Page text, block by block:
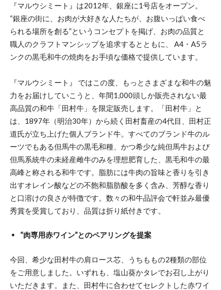
『マルウシミート』は2012年、銀座に1号店をオープン。
“銀座の街に、お肉が大好きな人たちが、お腹いっぱい食べ
られる場所を創る”というコンセプトを掲げ、お肉の品質と
職人のクラフトマンシップを追求するとともに、 A4・A5ラ
ンクの黒毛和牛の焼肉をお手頃な価格で提供しています。
『マルウシミート』 ではこの度、もっとさまざまな和牛の魅
力をお届けしていこうと、年間1,000頭しか販売されない最
高品質の和牛「田村牛」を限定販売します。「田村牛」と
は、1897年（明治30年）から続く田村畜産の4代目、田村正
道氏が立ち上げた個人ブランド牛。すべてのブランド牛のル
ーツでもある但馬牛の黒毛和種、かつ希少な純但馬牛および
但馬系統牛の未経産雌牛のみを理想肥育した、黒毛和牛の最
高峰と称される和牛です。脂肪には牛肉の旨味と香りを引き
出すオレイン酸などの不飽和脂肪酸を多く含み、芳醇な香り
と口溶けの良さが特徴です。数々の和牛品評会で軒並み最優
秀賞を受賞しており、品質は折り紙付きです。
“肉専用赤ワイン”とのペアリングを提案
今回、希少な田村牛の肩ロース芯、うちももの2種類の部位
をご用意しました。いずれも、塩山葵かタレでお召し上がり
いただきます。また、田村牛に合わせてセレクトした赤ワイ